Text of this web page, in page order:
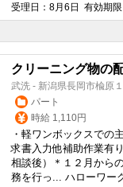
受理日：8月6日 有効期
クリーニング物の
武洗 - 新潟県長岡市楡原
パート
時給 1,110円
・軽ワンボックスでの
求書入力他補助作業有
相談後）＊１２月から
務を行っ... ハローワー